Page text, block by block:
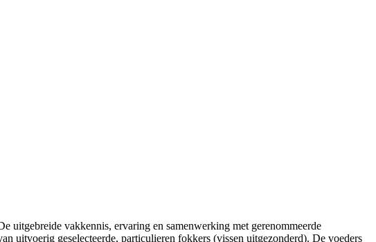
uitgebreide vakkennis, ervaring en samenwerking met gerenommeerde
uitvoerig geselecteerde, particulieren fokkers (vissen uitgezonderd). De voeders